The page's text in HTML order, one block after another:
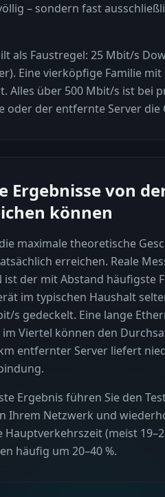
– sondern fast
als Faustregel: 25 Mbit/s
Eine vierköpfige Familie
Alles über 500 Mbit/s ist bei
oder der entfernte Server die
Ergebnisse von
können
maximale theoretische
erreichen. Reale
ist der mit Abstand häufigste
im typischen Haushalt
s gedeckelt. Eine lange
Viertel können den
km entfernter Server liefert
Ergebnis führen Sie den
Ihrem Netzwerk und
Hauptverkehrszeit (meist
häufig um 20–40 %.